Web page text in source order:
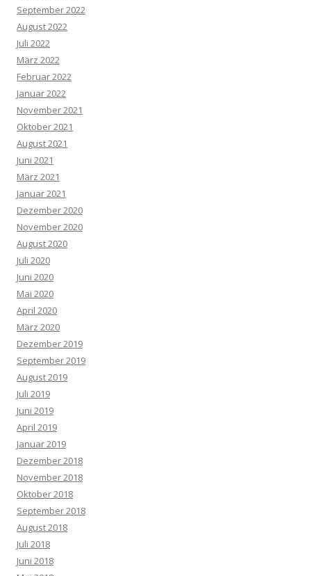
September 2022
August 2022
Juli 2022
März 2022
Februar 2022
Januar 2022
November 2021
Oktober 2021
August 2021
Juni 2021
März 2021
Januar 2021
Dezember 2020
November 2020
August 2020
Juli 2020
Juni 2020
Mai 2020
April 2020
März 2020
Dezember 2019
September 2019
August 2019
Juli 2019
Juni 2019
April 2019
Januar 2019
Dezember 2018
November 2018
Oktober 2018
September 2018
August 2018
Juli 2018
Juni 2018